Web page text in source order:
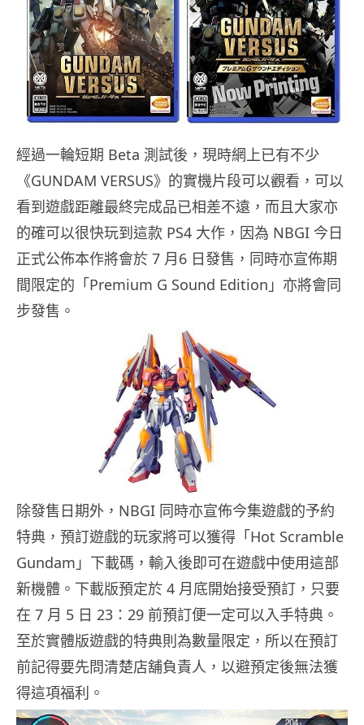
經過一輪短期 Beta 測試後，現時網上已有不少
《GUNDAM VERSUS》的實機片段可以觀看，可以
看到遊戲距離最終完成品已相差不遠，而且大家亦
的確可以很快玩到這款 PS4 大作，因為 NBGI 今日
正式公佈本作將會於 7 月6 日發售，同時亦宣佈期
間限定的「Premium G Sound Edition」亦將會同
步發售。
除發售日期外，NBGI 同時亦宣佈今集遊戲的予約
特典，預訂遊戲的玩家將可以獲得「Hot Scramble
Gundam」下載碼，輸入後即可在遊戲中使用這部
新機體。下載版預定於 4 月底開始接受預訂，只要
在 7 月 5 日 23：29 前預訂便一定可以入手特典。
至於實體版遊戲的特典則為數量限定，所以在預訂
前記得要先問清楚店舖負責人，以避預定後無法獲
得這項福利。